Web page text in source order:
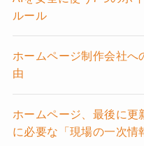
ルール
ホームページ制作会社へ
由
ホームページ、最後に
に必要な「現場の一次情